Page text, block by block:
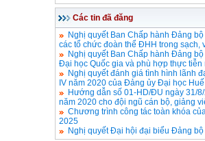
Các tin đã đăng
Nghị quyết Ban Chấp hành Đảng
các tổ chức đoàn thể ĐHH trong sạch,
Nghị quyết Ban Chấp hành Đảng
Đại học Quốc gia và phù hợp thực
Nghị quyết đánh giá tình hình lãnh
IV năm 2020 của Đảng ủy Đại học Huế
Hướng dẫn số 01-HD/ĐU ngày 31/
năm 2020 cho đội ngũ cán bộ, giảng
Chương trình công tác toàn khóa
2025
Nghị quyết Đại hội đại biểu Đảng